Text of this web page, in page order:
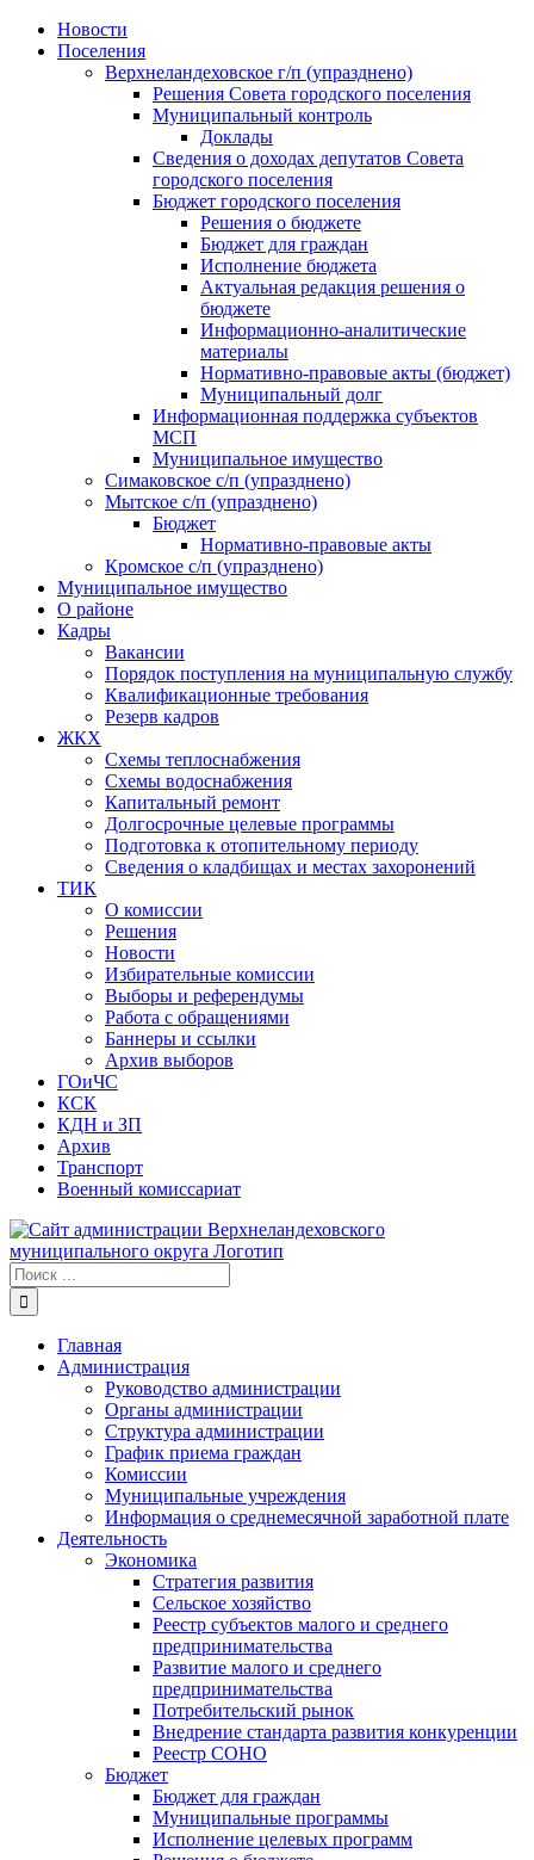
Skip
Новости
Поселения
Верхнеландеховское г/п (упразднено)
Решения Совета городского поселения
Муниципальный контроль
Доклады
Сведения о доходах депутатов Совета
городского поселения
Бюджет городского поселения
Решения о бюджете
Бюджет для граждан
Исполнение бюджета
Актуальная редакция решения о
бюджете
Информационно-аналитические
материалы
Нормативно-правовые акты (бюджет)
Муниципальный долг
Информационная поддержка субъектов
МСП
Муниципальное имущество
Симаковское с/п (упразднено)
Мытское с/п (упразднено)
Бюджет
Нормативно-правовые акты
Кромское с/п (упразднено)
Муниципальное имущество
О районе
Кадры
Вакансии
Порядок поступления на муниципальную службу
Квалификационные требования
Резерв кадров
ЖКХ
Схемы теплоснабжения
Схемы водоснабжения
Капитальный ремонт
Долгосрочные целевые программы
Подготовка к отопительному периоду
Сведения о кладбищах и местах захоронений
ТИК
О комиссии
Решения
Новости
Избирательные комиссии
Выборы и референдумы
Работа с обращениями
Баннеры и ссылки
Архив выборов
ГОиЧС
КСК
КДН и ЗП
Архив
Транспорт
Военный комиссариат
Результат
поиска:
Главная
Администрация
Руководство администрации
Органы администрации
Структура администрации
График приема граждан
Комиссии
Муниципальные учреждения
Информация о среднемесячной заработной плате
Деятельность
Экономика
Стратегия развития
Сельское хозяйство
Реестр субъектов малого и среднего
предпринимательства
Развитие малого и среднего
предпринимательства
Потребительский рынок
Внедрение стандарта развития конкуренции
Реестр СОНО
Бюджет
Бюджет для граждан
Муниципальные программы
Исполнение целевых программ